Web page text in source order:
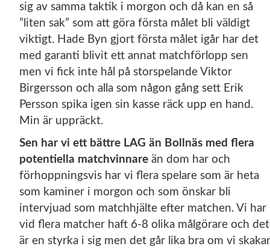
sig av samma taktik i morgon och då kan en så
”liten sak” som att göra första målet bli väldigt
viktigt. Hade Byn gjort första målet igår har det
med garanti blivit ett annat matchförlopp sen
men vi fick inte hål på storspelande Viktor
Birgersson och alla som någon gång sett Erik
Persson spika igen sin kasse räck upp en hand.
Min är uppräckt.
Sen har vi ett bättre LAG än Bollnäs med flera
potentiella matchvinnare än dom har och
förhoppningsvis har vi flera spelare som är heta
som kaminer i morgon och som önskar bli
intervjuad som matchhjälte efter matchen. Vi har
vid flera matcher haft 6-8 olika målgörare och det
är en styrka i sig men det går lika bra om vi skakar